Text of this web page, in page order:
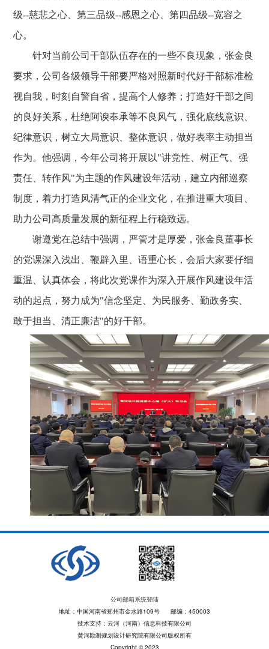
级--慈悲之心、第三品级--感恩之心、第四品级--宽容之
心。
针对当前公司干部队伍存在的一些不良现象，张金良
要求，公司各级领导干部要严格对照新时代好干部标准检
视自我，时刻自警自省，提高个人修养；打造好干部之间
的良好关系，杜绝阿谀奉承等不良风气，强化底线意识、
纪律意识，树立大局意识、整体意识，做好表率主动担当
作为。他强调，今年公司将开展以"讲党性、树正气、强
责任、转作风"为主题的作风建设年活动，建立内部巡察
制度，着力打造风清气正的企业文化，在推进重大项目、
助力公司高质量发展的新征程上行稳致远。
谢遵党在总结中强调，严管才是厚爱，张金良董事长
的党课深入浅出、鞭辟入里、语重心长，会后大家要仔细
重温、认真体会，将此次党课作为深入开展作风建设年活
动的起点，努力成为"信念坚定、为民服务、勤政务实、
敢于担当、清正廉洁"的好干部。
公司邮箱系统登陆
地址：中国河南省郑州市金水路109号 邮编：450003
技术支持：云河（河南）信息科技有限公司
黄河勘测规划设计研究院有限公司版权所有